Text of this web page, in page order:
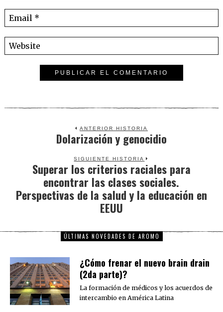
ANTERIOR HISTORIA
Previous
post:
Dolarización y genocidio
SIGUIENTE HISTORIA
Next
post:
Superar los criterios raciales para
encontrar las clases sociales.
Perspectivas de la salud y la educación en
EEUU
ÚLTIMAS NOVEDADES DE AROMO
¿Cómo frenar el nuevo brain drain
(2da parte)?
La formación de médicos y los acuerdos de
intercambio en América Latina